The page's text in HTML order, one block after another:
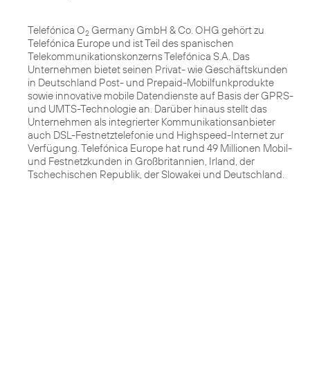
Telefónica O2 Germany GmbH & Co. OHG gehört zu
Telefónica Europe und ist Teil des spanischen
Telekommunikationskonzerns Telefónica S.A. Das
Unternehmen bietet seinen Privat- wie Geschäftskunden
in Deutschland Post- und Prepaid-Mobilfunkprodukte
sowie innovative mobile Datendienste auf Basis der GPRS-
und UMTS-Technologie an. Darüber hinaus stellt das
Unternehmen als integrierter Kommunikationsanbieter
auch DSL-Festnetztelefonie und Highspeed-Internet zur
Verfügung. Telefónica Europe hat rund 49 Millionen Mobil-
und Festnetzkunden in Großbritannien, Irland, der
Tschechischen Republik, der Slowakei und Deutschland.